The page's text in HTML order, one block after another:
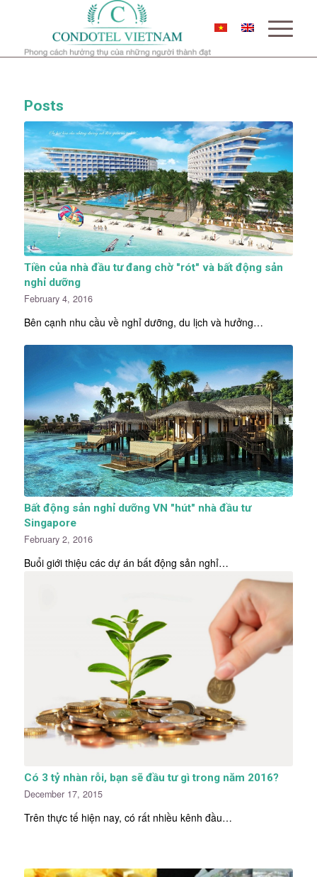
Posts
Tiền của nhà đầu tư đang chờ "rót" và bất động sản
nghỉ dưỡng
February 4, 2016
Bên cạnh nhu cầu về nghỉ dưỡng, du lịch và hưởng…
Bất động sản nghỉ dưỡng VN "hút" nhà đầu tư
Singapore
February 2, 2016
Buổi giới thiệu các dự án bất động sản nghỉ…
Có 3 tỷ nhàn rỗi, bạn sẽ đầu tư gì trong năm 2016?
December 17, 2015
Trên thực tế hiện nay, có rất nhiều kênh đầu…